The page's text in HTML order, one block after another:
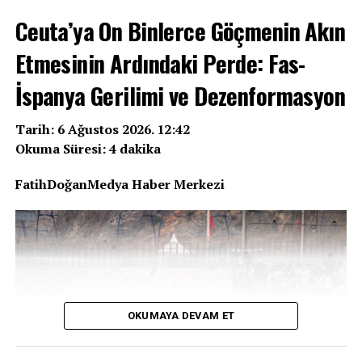
Savcılık, depremzedelere yardım amacıyla ve iyi niyetle
gönderildiği değerlendirilen bu paraların hangi kişi ve
şirketlere aktarıldığını, muhasebe kayıtlarına usulüne
uygun işlenip işlenmediğini ve kampanyada belirtilen
amaçlar doğrultusunda kullanılıp kullanılmadığını
araştıracak.
Ceuta’ya On Binlerce Göçmenin Akın
Etmesinin Ardındaki Perde: Fas-
İspanya Gerilimi ve Dezenformasyon
Tarih: 6 Ağustos 2026. 12:42
Okuma Süresi: 4 dakika
FatihDoğanMedya Haber Merkezi
OKUMAYA DEVAM ET